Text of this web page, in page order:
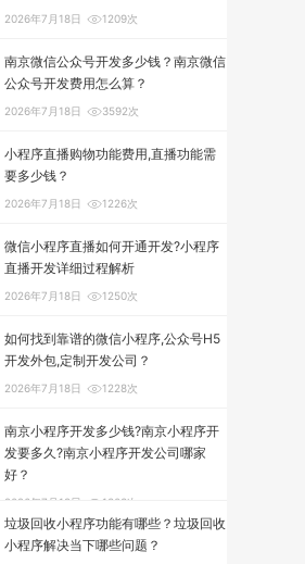
2026年7月18日 1209次
南京微信公众号开发多少钱？南京微信
公众号开发费用怎么算？
2026年7月18日 3592次
小程序直播购物功能费用,直播功能需
要多少钱？
2026年7月18日 1226次
微信小程序直播如何开通开发?小程序
直播开发详细过程解析
2026年7月18日 1250次
如何找到靠谱的微信小程序,公众号H5
开发外包,定制开发公司？
2026年7月18日 1228次
南京小程序开发多少钱?南京小程序开
发要多久?南京小程序开发公司哪家
好？
2026年7月18日 1303次
垃圾回收小程序功能有哪些？垃圾回收
小程序解决当下哪些问题？